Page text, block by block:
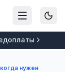
нужен